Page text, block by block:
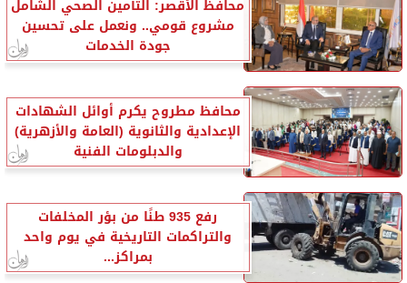
محافظ الأقصر: التأمين الصحي الشامل
مشروع قومي.. ونعمل على تحسين
جودة الخدمات
محافظ مطروح يكرم أوائل الشهادات
الإعدادية والثانوية (العامة والأزهرية)
والدبلومات الفنية
رفع 935 طنًا من بؤر المخلفات
والتراكمات التاريخية في يوم واحد
بمراكز...